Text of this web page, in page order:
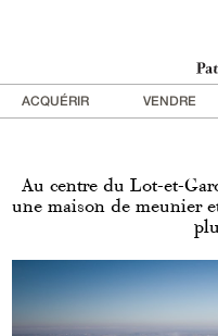
ACQUÉRIR VENDRE
Au centre du Lot-et-
une maison de meunier